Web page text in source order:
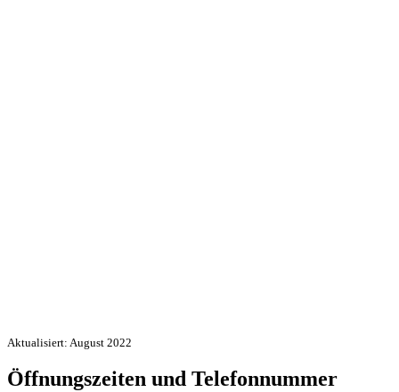
Aktualisiert: August 2022
Öffnungszeiten und Telefonnummer